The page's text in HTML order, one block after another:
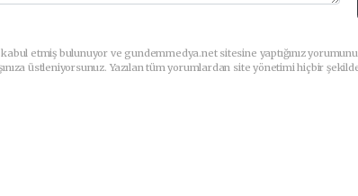
etmiş bulunuyor ve gundemmedya.net sitesine yaptığınız
üstleniyorsunuz. Yazılan tüm yorumlardan site yönetimi hiçbir